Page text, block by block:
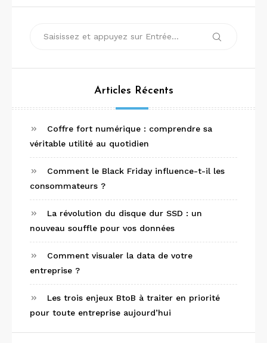
Articles Récents
Coffre fort numérique : comprendre sa
véritable utilité au quotidien
Comment le Black Friday influence-t-il les
consommateurs ?
La révolution du disque dur SSD : un
nouveau souffle pour vos données
Comment visualer la data de votre
entreprise ?
Les trois enjeux BtoB à traiter en priorité
pour toute entreprise aujourd’hui